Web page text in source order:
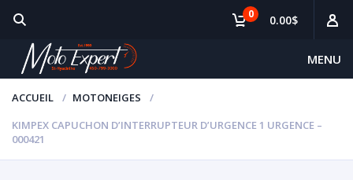
MENU
0 0.00$
ACCUEIL
MOTONEIGES
KIMPEX CAPUCHON D’INTERRUPTEUR D’URGENCE 1 URGENCE –
000421